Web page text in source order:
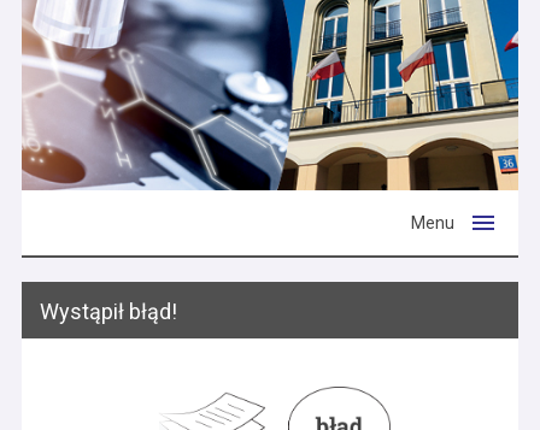
Menu
Wystąpił błąd!